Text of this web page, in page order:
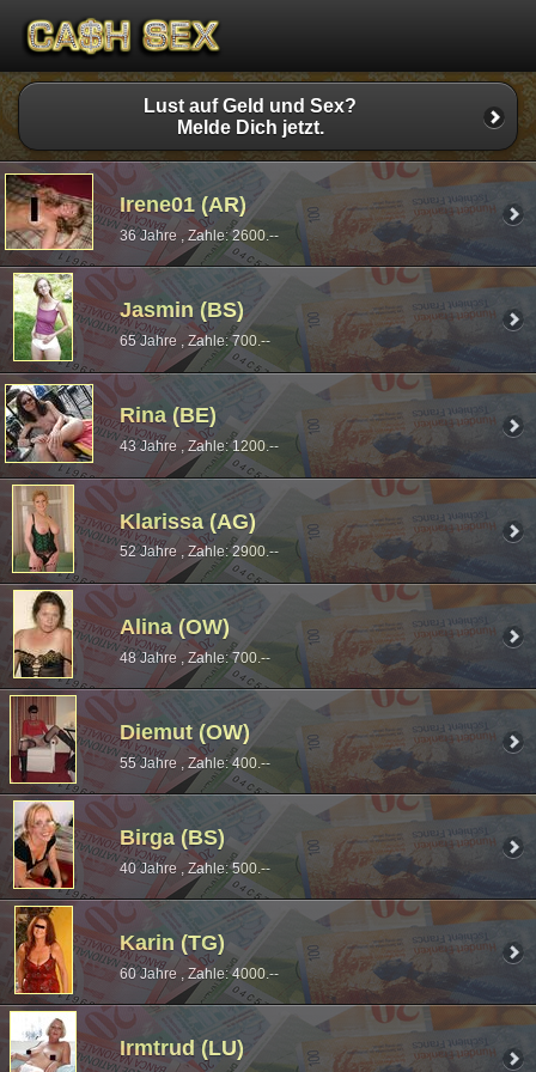
Lust auf Geld und Sex?
Melde Dich jetzt.
Irene01 (AR)
36 Jahre , Zahle: 2600.--
Jasmin (BS)
65 Jahre , Zahle: 700.--
Rina (BE)
43 Jahre , Zahle: 1200.--
Klarissa (AG)
52 Jahre , Zahle: 2900.--
Alina (OW)
48 Jahre , Zahle: 700.--
Diemut (OW)
55 Jahre , Zahle: 400.--
Birga (BS)
40 Jahre , Zahle: 500.--
Karin (TG)
60 Jahre , Zahle: 4000.--
Irmtrud (LU)